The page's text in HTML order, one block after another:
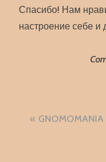
Спасибо! Нам
настроение себе и